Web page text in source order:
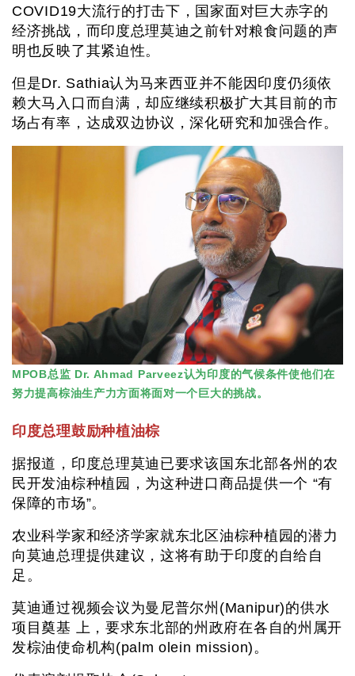
COVID19大流行的打击下，国家面对巨大赤字的
经济挑战，而印度总理莫迪之前针对粮食问题的声
明也反映了其紧迫性。
但是Dr. Sathia认为马来西亚并不能因印度仍须依
赖大马入口而自满，却应继续积极扩大其目前的市
场占有率，达成双边协议，深化研究和加强合作。
MPOB总监 Dr. Ahmad Parveez认为印度的气候条件使他们在
努力提高棕油生产力方面将面对一个巨大的挑战。
印度总理鼓励种植油棕
据报道，印度总理莫迪已要求该国东北部各州的农
民开发油棕种植园，为这种进口商品提供一个 “有
保障的市场”。
农业科学家和经济学家就东北区油棕种植园的潜力
向莫迪总理提供建议，这将有助于印度的自给自
足。
莫迪通过视频会议为曼尼普尔州(Manipur)的供水
项目奠基 上，要求东北部的州政府在各自的州属开
发棕油使命机构(palm olein mission)。